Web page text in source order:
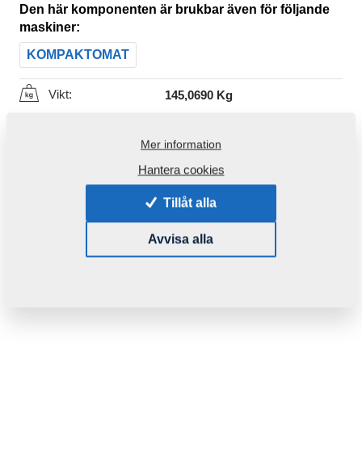
För
nedladdning
Den här komponenten är brukbar även för följande
maskiner:
KOMPAKTOMAT
Vikt: 145,0690 Kg
Mer information
Hantera cookies
Tillåt alla
Avvisa alla